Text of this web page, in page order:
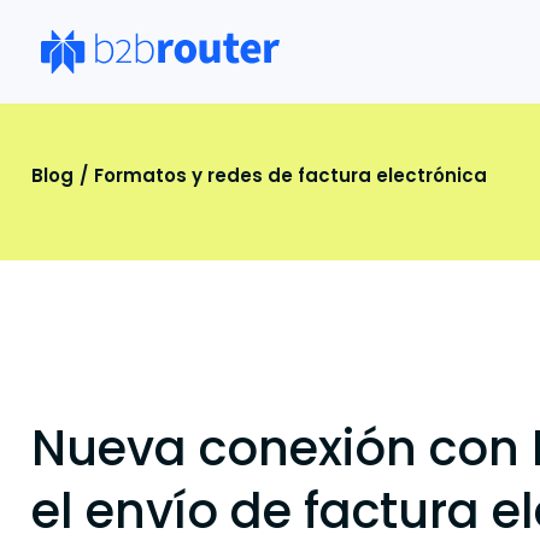
Blog Formatos y redes de factura electrónica
Nueva conexión con
el envío de factura